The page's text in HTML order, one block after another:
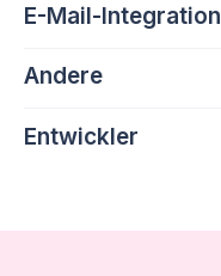
E-Mail-
Andere
Entwickler